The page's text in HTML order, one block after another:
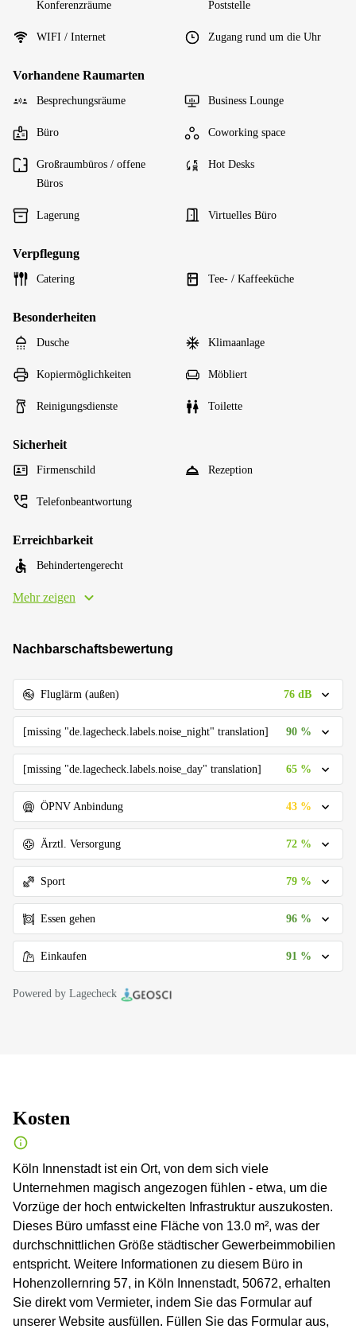
Konferenzräume Poststelle
WIFI / Internet Zugang rund um die Uhr
Vorhandene Raumarten
Besprechungsräume Business Lounge
Büro Coworking space
Großraumbüros / offene
Büros
Hot Desks
Lagerung Virtuelles Büro
Verpflegung
Catering Tee- / Kaffeeküche
Besonderheiten
Dusche Klimaanlage
Kopiermöglichkeiten Möbliert
Reinigungsdienste Toilette
Sicherheit
Firmenschild Rezeption
Telefonbeantwortung
Erreichbarkeit
Behindertengerecht
Mehr zeigen
Nachbarschaftsbewertung
Fluglärm (außen) 76 dB
[missing "de.lagecheck.labels.noise_night" translation] 90 %
[missing "de.lagecheck.labels.noise_day" translation] 65 %
ÖPNV Anbindung 43 %
Ärztl. Versorgung 72 %
Sport 79 %
Essen gehen 96 %
Einkaufen 91 %
Powered by Lagecheck
Kosten
Köln Innenstadt ist ein Ort, von dem sich viele
Unternehmen magisch angezogen fühlen - etwa, um die
Vorzüge der hoch entwickelten Infrastruktur auszukosten.
Dieses Büro umfasst eine Fläche von 13.0 m², was der
durchschnittlichen Größe städtischer Gewerbeimmobilien
entspricht. Weitere Informationen zu diesem Büro in
Hohenzollernring 57, in Köln Innenstadt, 50672, erhalten
Sie direkt vom Vermieter, indem Sie das Formular auf
unserer Website ausfüllen. Füllen Sie das Formular aus,